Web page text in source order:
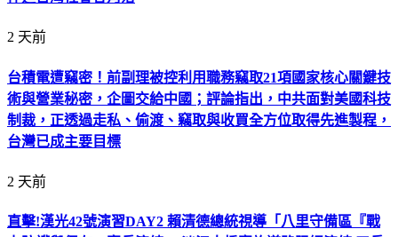
2 天前
台積電遭竊密！前副理被控利用職務竊取21項國家核心關鍵技
術與營業秘密，企圖交給中國；評論指出，中共面對美國科技
制裁，正透過走私、偷渡、竊取與收買全方位取得先進製程，
台灣已成主要目標
2 天前
直擊!漢光42號演習DAY2 賴清德總統視導「八里守備區『戰